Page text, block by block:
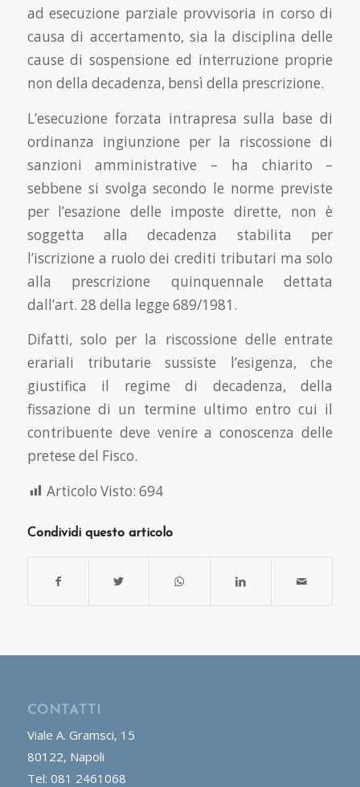
ad esecuzione parziale provvisoria in corso di
causa di accertamento, sia la disciplina delle
cause di sospensione ed interruzione proprie
non della decadenza, bensì della prescrizione.
L’esecuzione forzata intrapresa sulla base di
ordinanza ingiunzione per la riscossione di
sanzioni amministrative – ha chiarito –
sebbene si svolga secondo le norme previste
per l’esazione delle imposte dirette, non è
soggetta alla decadenza stabilita per
l’iscrizione a ruolo dei crediti tributari ma solo
alla prescrizione quinquennale dettata
dall’art. 28 della legge 689/1981.
Difatti, solo per la riscossione delle entrate
erariali tributarie sussiste l’esigenza, che
giustifica il regime di decadenza, della
fissazione di un termine ultimo entro cui il
contribuente deve venire a conoscenza delle
pretese del Fisco.
Articolo Visto: 694
Condividi questo articolo
CONTATTI
Viale A. Gramsci, 15
80122, Napoli
Tel: 081 2461068